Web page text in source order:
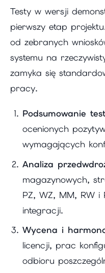
Testy w wersji
pierwszy etap
od zebranych
systemu na
zamyka się
pracy.
Podsumowanie
ocenionych
wymagających
Analiza
magazynowych,
PZ, WZ, MM, RW i
integracji.
Wycena i
licencji, prac
odbioru